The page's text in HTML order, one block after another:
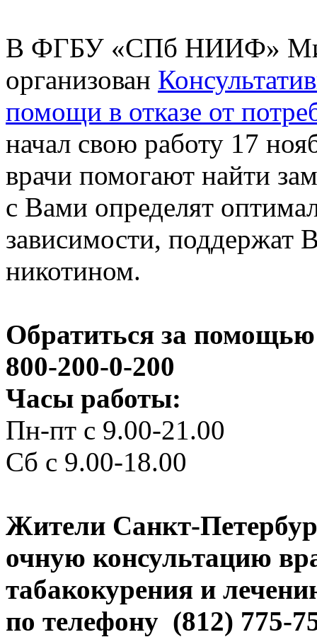
В ФГБУ «СПб НИИФ»
организован
помощи в отказе от
начал свою работу 17
врачи помогают найти
с Вами определят
зависимости, поддержат
никотином.
Обратиться за
800-200-0-200
Часы работы:
Пн-пт с 9.00-21.00
Сб с 9.00-18.00
Жители Санкт-
очную консультацию
табакокурения и
по телефону (812) 775-